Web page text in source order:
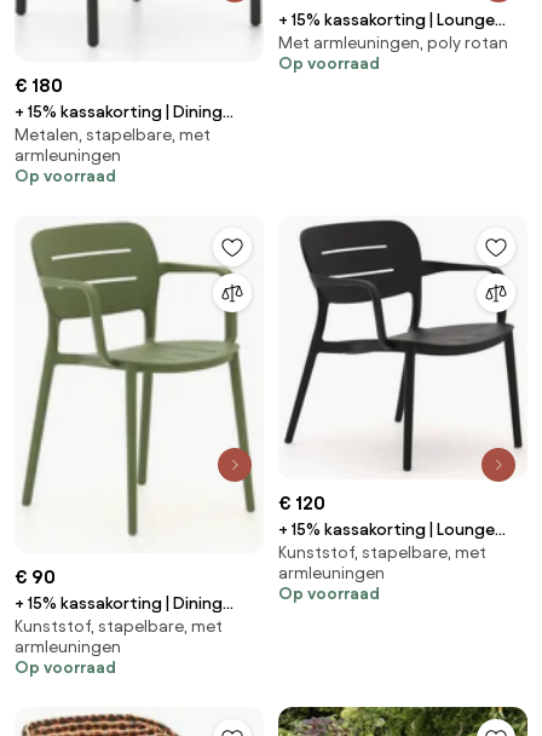
€ 180
+ 15% kassakorting | Dining
tuinstoel | Bellagio Panaro |
Aluminium | Grijs | Stapelbaar |
Kees Smit Tuinmeubelen
Metalen, stapelbare, met
armleuningen
Op voorraad
+ 15% kassakorting | Lounge
tuinstoel | Manifesto Valsecca |
Wicker (vlechtwerk) | Taupe |
Met armleuningen, poly rotan
Op voorraad
€ 90
+ 15% kassakorting | Dining
tuinstoel | Forza Pazzia |
Kunststof | Groen | Stapelbaar |
Kees Smit Tuinmeubelen
Kunststof, stapelbare, met
armleuningen
Op voorraad
€ 120
+ 15% kassakorting | Lounge
tuinstoel | Forza Pazzia |
Kunststof | Zwart | Stapelbaar |
Kees Smit Tuinmeubelen
Kunststof, stapelbare, met
armleuningen
Op voorraad